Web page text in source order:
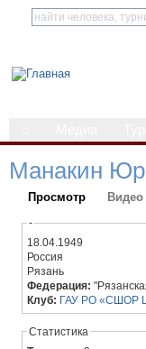
Манакин
Просмотр Видео
-
18.04.1949
Россия
Рязань
Федерация:
Клуб: ГАУ РО «СШОР
Статистика